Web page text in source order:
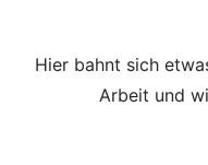
Hier bahnt sich
Arbeit und